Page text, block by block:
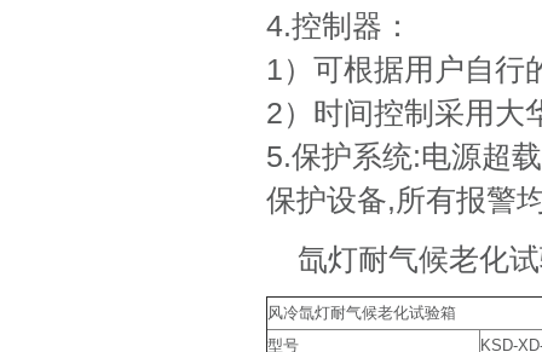
4.控制器：
1）可根据用户自行
2）时间控制采用大
5.保护系统:电源超
保护设备,所有报警
氙灯耐气候老化
风冷氙灯耐气候老化试验箱
型号
KSD-